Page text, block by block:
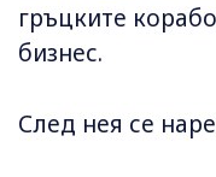
гръцките
бизнес.
След нея се